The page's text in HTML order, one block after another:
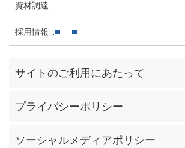
資材調達
採用情報
サイトのご利用にあたって
プライバシーポリシー
ソーシャルメディアポリシー